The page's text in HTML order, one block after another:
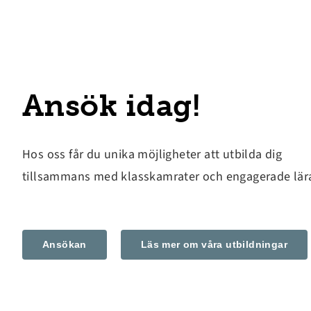
Ansök idag!
Hos oss får du unika möjligheter att utbilda dig
tillsammans med klasskamrater och engagerade
Ansökan Läs mer om våra utbildningar